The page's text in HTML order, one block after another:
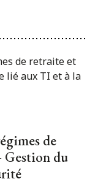
de
Gestion du